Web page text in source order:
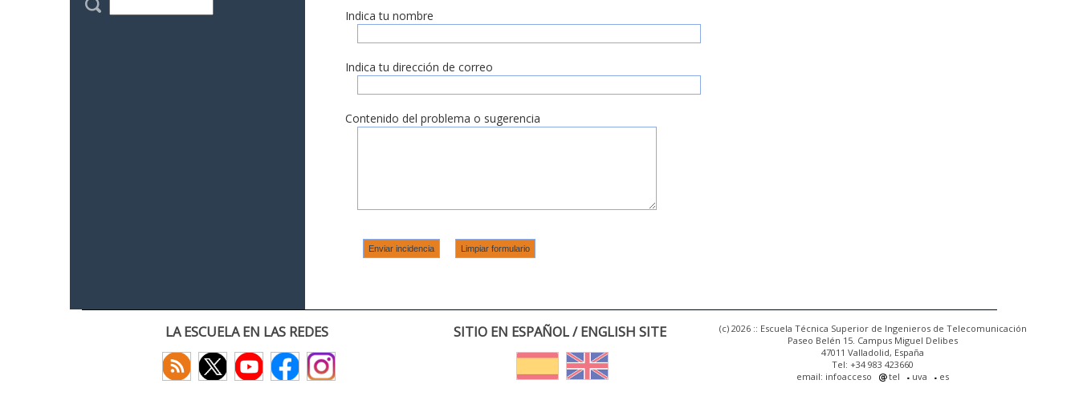
Indica tu nombre
Indica tu dirección de correo
Contenido del problema o sugerencia
LA ESCUELA EN LAS REDES SITIO EN ESPAÑOL / ENGLISH SITE
(c) 2026 :: Escuela Técnica Superior de Ingenieros de Telecomunicación
Paseo Belén 15. Campus Miguel Delibes
47011 Valladolid, España
Tel: +34 983 423660
email: infoacceso
tel uva es